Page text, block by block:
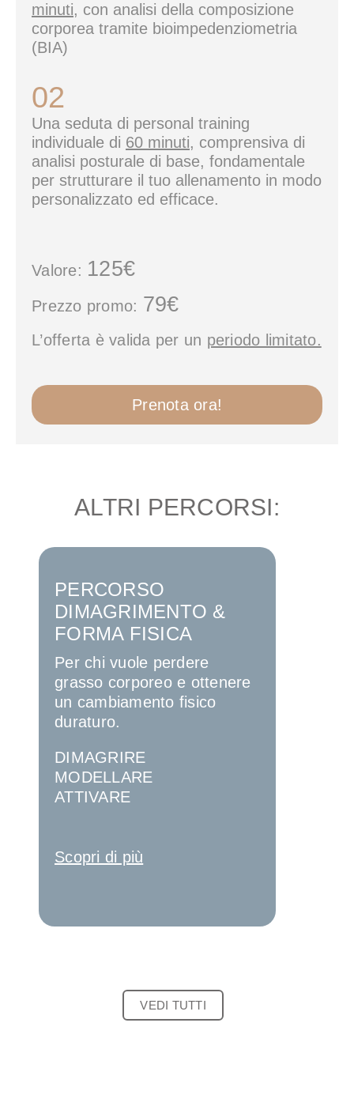
minuti, con analisi della composizione
corporea tramite bioimpedenziometria
(BIA)
02
Una seduta di personal training
individuale di 60 minuti, comprensiva di
analisi posturale di base, fondamentale
per strutturare il tuo allenamento in modo
personalizzato ed efficace.
Valore: 125€
Prezzo promo: 79€
L’offerta è valida per un periodo limitato.
Prenota ora!
ALTRI PERCORSI:
PERCORSO
DIMAGRIMENTO &
FORMA FISICA
Per chi vuole perdere
grasso corporeo e ottenere
un cambiamento fisico
duraturo.
DIMAGRIRE
MODELLARE
ATTIVARE
Scopri di più
VEDI TUTTI